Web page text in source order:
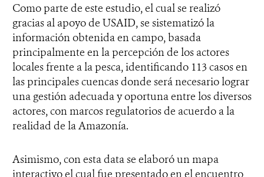
Como parte de este estudio, el cual se realizó
gracias al apoyo de USAID, se sistematizó la
información obtenida en campo, basada
principalmente en la percepción de los actores
locales frente a la pesca, identificando 113 casos en
las principales cuencas donde será necesario lograr
una gestión adecuada y oportuna entre los diversos
actores, con marcos regulatorios de acuerdo a la
realidad de la Amazonía.
Asimismo, con esta data se elaboró un mapa
interactivo el cual fue presentado en el encuentro